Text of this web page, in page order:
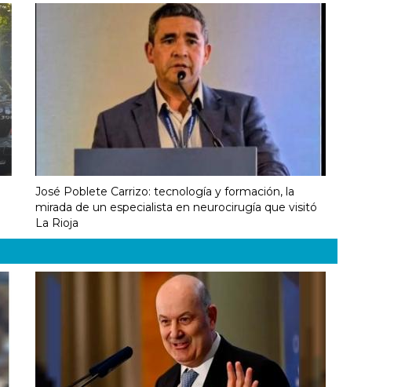
José Poblete Carrizo: tecnología y formación, la
mirada de un especialista en neurocirugía que visitó
La Rioja